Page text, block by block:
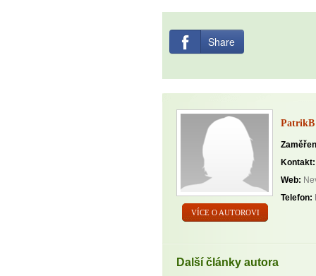
Share
VÍCE O AUTOROVI
PatrikB
Kontakt:
Web:
Telefon:
Další články autora